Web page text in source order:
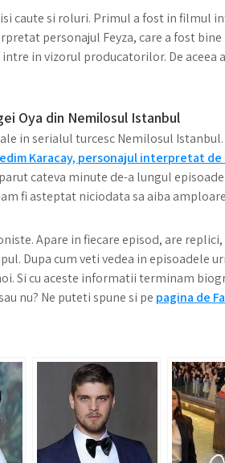
caute si roluri. Primul a fost in filmul
personajul Feyza, care a fost
in vizorul producatorilor. De aceea
Oya din Nemilosul Istanbul
in serialul turcesc Nemilosul Istanbul.
Karacay, personajul interpretat de
cateva minute de-a lungul
fi asteptat niciodata sa aiba
Apare in fiecare episod, are
Dupa cum veti vedea in episoadele
Si cu aceste informatii terminam
nu? Ne puteti spune si pe pagina de